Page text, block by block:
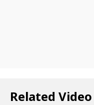
Related Video